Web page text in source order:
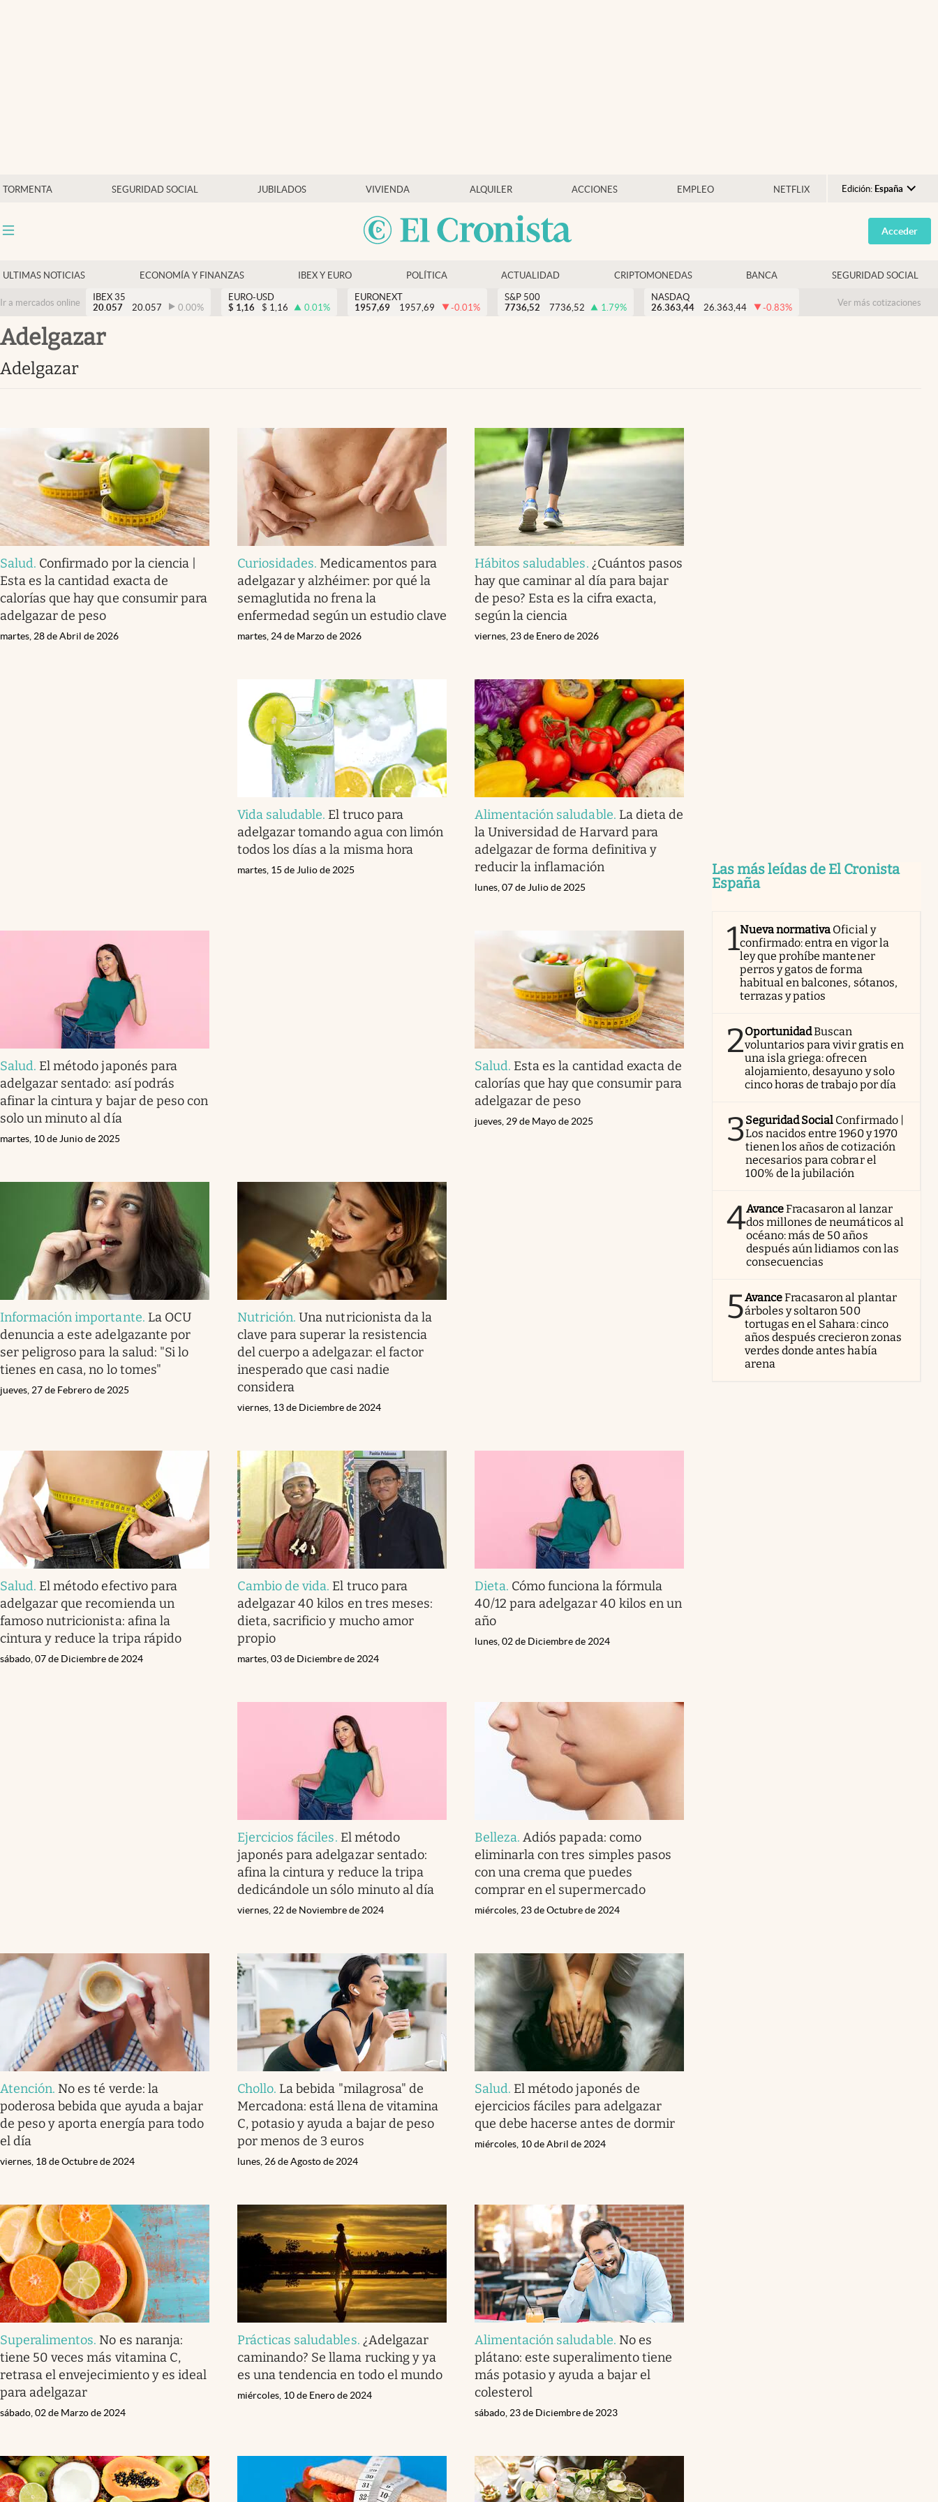
TORMENTA SEGURIDAD SOCIAL JUBILADOS VIVIENDA ALQUILER ACCIONES EMPLEO NETFLIX Edición: España
Argentina
España
USA
Colombia
Acceder
ULTIMAS NOTICIAS ECONOMÍA Y FINANZAS IBEX Y EURO POLÍTICA ACTUALIDAD CRIPTOMONEDAS BANCA SEGURIDAD SOCIAL
Ir a mercados online
IBEX 35
20.057
20.057 0.00%
EURO-USD
$ 1,16 $ 1,16 0.01%
EURONEXT
1957,69
1957,69 -0.01%
S&P 500
7736,52
7736,52 1.79%
NASDAQ
26.363,44
26.363,44 -0.83% Ver más cotizaciones
adelgazar
adelgazar
Salud. Confirmado por la ciencia |
Esta es la cantidad exacta de
calorías que hay que consumir para
adelgazar de peso
martes, 28 de Abril de 2026
Curiosidades. Medicamentos para
adelgazar y alzhéimer: por qué la
semaglutida no frena la
enfermedad según un estudio clave
martes, 24 de Marzo de 2026
Hábitos saludables. ¿Cuántos pasos
hay que caminar al día para bajar
de peso? Esta es la cifra exacta,
según la ciencia
viernes, 23 de Enero de 2026
Vida saludable. El truco para
adelgazar tomando agua con limón
todos los días a la misma hora
martes, 15 de Julio de 2025
Alimentación saludable. La dieta de
la Universidad de Harvard para
adelgazar de forma definitiva y
reducir la inflamación
lunes, 07 de Julio de 2025
Salud. El método japonés para
adelgazar sentado: así podrás
afinar la cintura y bajar de peso con
solo un minuto al día
martes, 10 de Junio de 2025
Salud. Esta es la cantidad exacta de
calorías que hay que consumir para
adelgazar de peso
jueves, 29 de Mayo de 2025
Información importante. La OCU
denuncia a este adelgazante por
ser peligroso para la salud: "Si lo
tienes en casa, no lo tomes"
jueves, 27 de Febrero de 2025
Nutrición.Una nutricionista da la
clave para superar la resistencia
del cuerpo a adelgazar: el factor
inesperado que casi nadie
considera
viernes, 13 de Diciembre de 2024
Salud. El método efectivo para
adelgazar que recomienda un
famoso nutricionista: afina la
cintura y reduce la tripa rápido
sábado, 07 de Diciembre de 2024
Cambio de vida. El truco para
adelgazar 40 kilos en tres meses:
dieta, sacrificio y mucho amor
propio
martes, 03 de Diciembre de 2024
Dieta. Cómo funciona la fórmula
40/12 para adelgazar 40 kilos en un
año
lunes, 02 de Diciembre de 2024
Ejercicios fáciles. El método
japonés para adelgazar sentado:
afina la cintura y reduce la tripa
dedicándole un sólo minuto al día
viernes, 22 de Noviembre de 2024
Belleza.Adiós papada: como
eliminarla con tres simples pasos
con una crema que puedes
comprar en el supermercado
miércoles, 23 de Octubre de 2024
Atención. No es té verde: la
poderosa bebida que ayuda a bajar
de peso y aporta energía para todo
el día
viernes, 18 de Octubre de 2024
Chollo. La bebida "milagrosa" de
Mercadona: está llena de vitamina
C, potasio y ayuda a bajar de peso
por menos de 3 euros
lunes, 26 de Agosto de 2024
Salud. El método japonés de
ejercicios fáciles para adelgazar
que debe hacerse antes de dormir
miércoles, 10 de Abril de 2024
Superalimentos. No es naranja:
tiene 50 veces más vitamina C,
retrasa el envejecimiento y es ideal
para adelgazar
sábado, 02 de Marzo de 2024
Prácticas saludables. ¿Adelgazar
caminando? Se llama rucking y ya
es una tendencia en todo el mundo
miércoles, 10 de Enero de 2024
Alimentación saludable. No es
plátano: este superalimento tiene
más potasio y ayuda a bajar el
colesterol
sábado, 23 de Diciembre de 2023
Las más leídas de El Cronista
España
1Nueva normativa Oficial y
confirmado: entra en vigor la
ley que prohíbe mantener
perros y gatos de forma
habitual en balcones, sótanos,
terrazas y patios
2OportunidadBuscan
voluntarios para vivir gratis en
una isla griega: ofrecen
alojamiento, desayuno y solo
cinco horas de trabajo por día
3Seguridad Social Confirmado |
Los nacidos entre 1960 y 1970
tienen los años de cotización
necesarios para cobrar el
100% de la jubilación
4AvanceFracasaron al lanzar
dos millones de neumáticos al
océano: más de 50 años
después aún lidiamos con las
consecuencias
5AvanceFracasaron al plantar
árboles y soltaron 500
tortugas en el Sahara: cinco
años después crecieron zonas
verdes donde antes había
arena